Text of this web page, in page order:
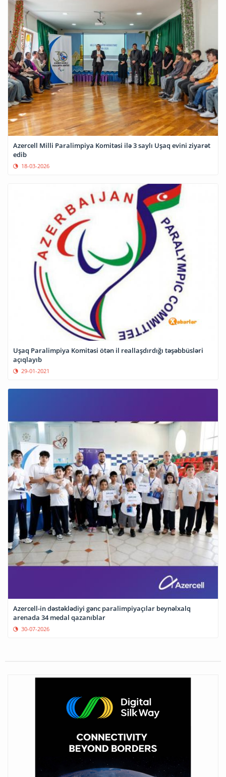
Azercell Milli Paralimpiya Komitəsi ilə 3 saylı Uşaq evini ziyarət
edib
18-03-2026
Uşaq Paralimpiya Komitəsi ötən il reallaşdırdığı təşəbbüsləri
açıqlayıb
29-01-2021
Azercell-in dəstəklədiyi gənc paralimpiyaçılar beynəlxalq
arenada 34 medal qazanıblar
30-07-2026